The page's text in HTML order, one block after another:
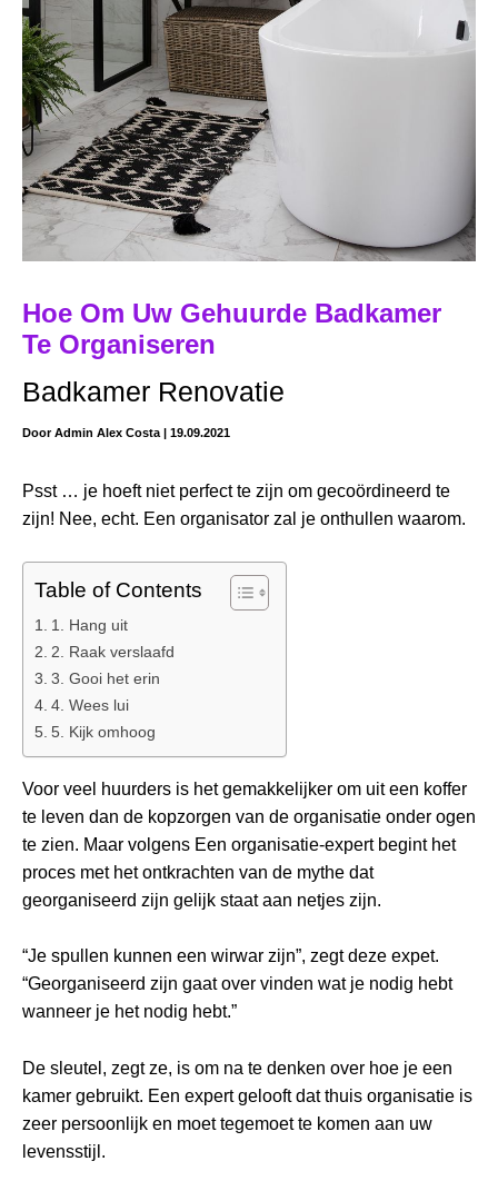
Hoe Om Uw Gehuurde Badkamer
Te Organiseren
Badkamer Renovatie
DoorAdmin Alex Costa | 19.09.2021
Psst … je hoeft niet perfect te zijn om gecoördineerd te
zijn! Nee, echt. Een organisator zal je onthullen waarom.
Table of Contents
1. Hang uit
2. Raak verslaafd
3. Gooi het erin
4. Wees lui
5. Kijk omhoog
Voor veel huurders is het gemakkelijker om uit een koffer
te leven dan de kopzorgen van de organisatie onder ogen
te zien. Maar volgens Een organisatie-expert begint het
proces met het ontkrachten van de mythe dat
georganiseerd zijn gelijk staat aan netjes zijn.
“Je spullen kunnen een wirwar zijn”, zegt deze expet.
“Georganiseerd zijn gaat over vinden wat je nodig hebt
wanneer je het nodig hebt.”
De sleutel, zegt ze, is om na te denken over hoe je een
kamer gebruikt. Een expert gelooft dat thuis organisatie is
zeer persoonlijk en moet tegemoet te komen aan uw
levensstijl.